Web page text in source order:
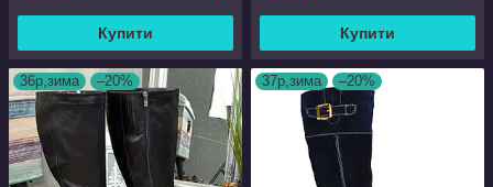
Купити Купити
36р,зима –20% 37р,зима –20%